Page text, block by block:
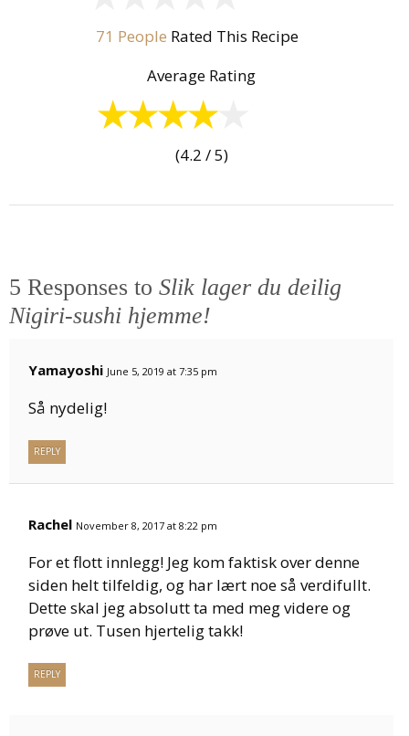
71 People Rated This Recipe
Average Rating
(4.2 / 5)
5 Responses to Slik lager du deilig
Nigiri-sushi hjemme!
Yamayoshi June 5, 2019 at 7:35 pm
Så nydelig!
REPLY
Rachel November 8, 2017 at 8:22 pm
For et flott innlegg! Jeg kom faktisk over denne
siden helt tilfeldig, og har lært noe så verdifullt.
Dette skal jeg absolutt ta med meg videre og
prøve ut. Tusen hjertelig takk!
REPLY